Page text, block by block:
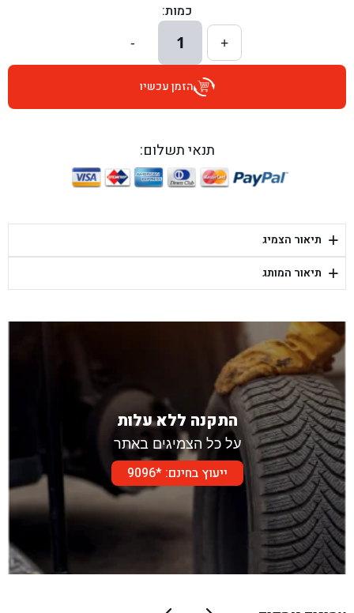
בן גל - הרצל 6, גדרה - גדרה
בן גל - שדרות דוד בן גוריון 8, באר שבע - באר שבע
בן גל - היובלים 26, הוד השרון - הוד השרון
בן גל - יפת 88, תל אביב יפו - תל אביב
בן גל - דור אלון הר טוב - בית שמש
כמות:
+
1
-
הזמן עכשיו
תנאי תשלום:
+ תיאור הצמיג
+ תיאור המותג
התקנה ללא עלות
על כל הצמיגים באתר
ייעוץ בחינם: *9096